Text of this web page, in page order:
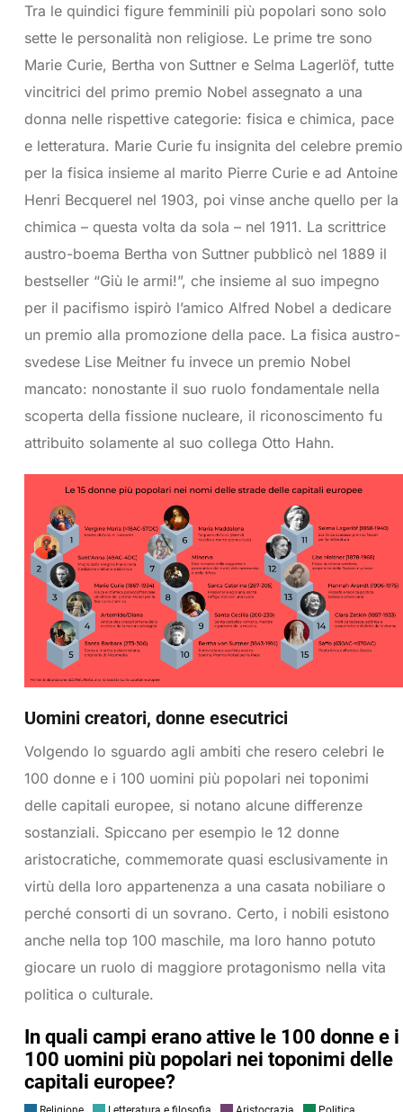
Tra le quindici figure femminili più popolari sono solo
sette le personalità non religiose. Le prime tre sono
Marie Curie, Bertha von Suttner e Selma Lagerlöf, tutte
vincitrici del primo premio Nobel assegnato a una
donna nelle rispettive categorie: fisica e chimica, pace
e letteratura. Marie Curie fu insignita del celebre premio
per la fisica insieme al marito Pierre Curie e ad Antoine
Henri Becquerel nel 1903, poi vinse anche quello per la
chimica – questa volta da sola – nel 1911. La scrittrice
austro-boema Bertha von Suttner pubblicò nel 1889 il
bestseller “Giù le armi!”, che insieme al suo impegno
per il pacifismo ispirò l’amico Alfred Nobel a dedicare
un premio alla promozione della pace. La fisica austro-
svedese Lise Meitner fu invece un premio Nobel
mancato: nonostante il suo ruolo fondamentale nella
scoperta della fissione nucleare, il riconoscimento fu
attribuito solamente al suo collega Otto Hahn.
Uomini creatori, donne esecutrici
Volgendo lo sguardo agli ambiti che resero celebri le
100 donne e i 100 uomini più popolari nei toponimi
delle capitali europee, si notano alcune differenze
sostanziali. Spiccano per esempio le 12 donne
aristocratiche, commemorate quasi esclusivamente in
virtù della loro appartenenza a una casata nobiliare o
perché consorti di un sovrano. Certo, i nobili esistono
anche nella top 100 maschile, ma loro hanno potuto
giocare un ruolo di maggiore protagonismo nella vita
politica o culturale.